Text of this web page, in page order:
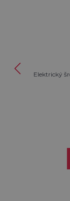
Elektrický